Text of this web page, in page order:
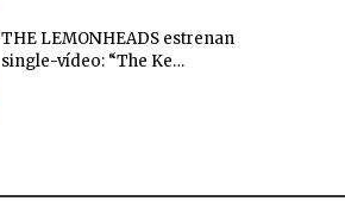
THE LEMONHEADS estrenan
single-vídeo: “The Ke…